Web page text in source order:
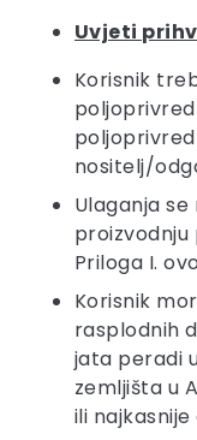
Uvjeti
Korisnik
nositelj/
Ulaganja
Priloga I.
Korisnik
rasplodnih
jata peradi
zemljišta u
ili